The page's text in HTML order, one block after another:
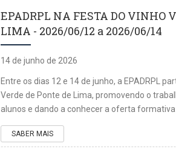
EPADRPL NA FESTA DO VINHO
LIMA - 2026/06/12 a 2026/06/14
14 de junho de 2026
Entre os dias 12 e 14 de junho, a EPADRPL
Verde de Ponte de Lima, promovendo o
alunos e dando a conhecer a oferta formativa
SABER MAIS